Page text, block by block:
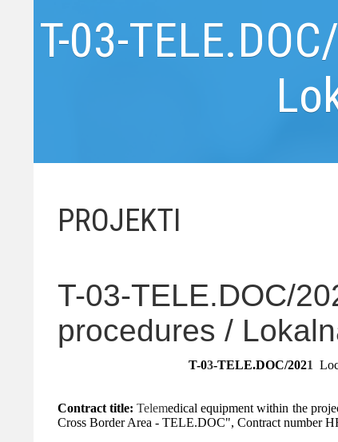
T-03-
PROJEKTI
T-03-TELE.DOC/
procedures /
T-03-TELE.DOC/2021
Contract title: Telemedical equipment within the
Cross Border Area - TELE.DOC", Contract number